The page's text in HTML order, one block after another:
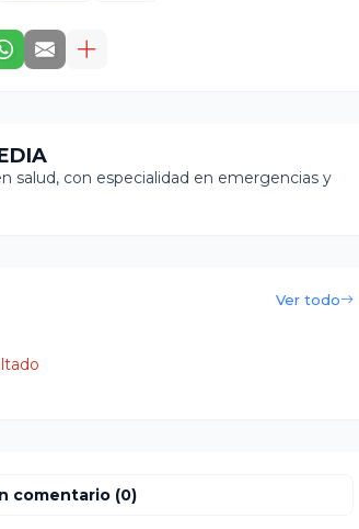
salud, con especialidad en emergencias y
Ver todo
comentario (0)